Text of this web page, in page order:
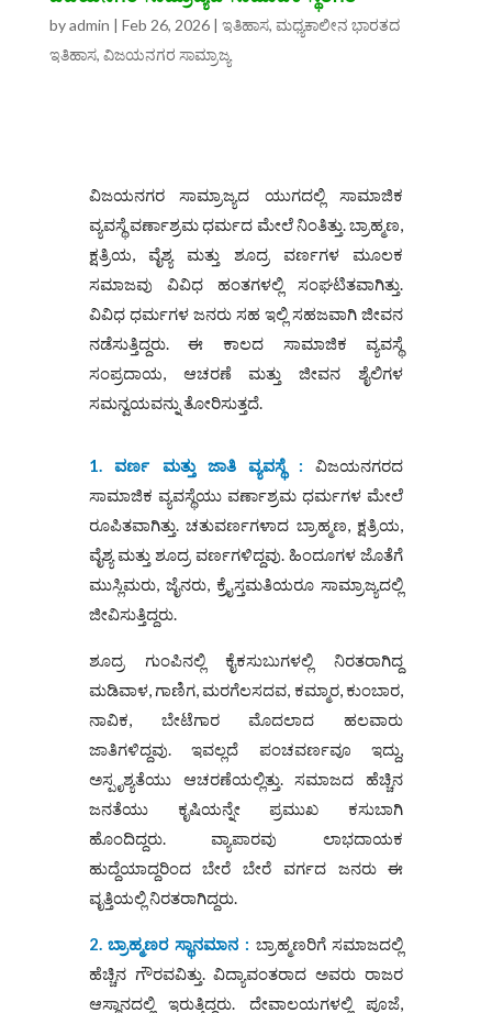
byadmin | Feb 26, 2026| ಇತಿಹಾಸ, ಮಧ್ಯಕಾಲೀನ ಭಾರತದ
ಇತಿಹಾಸ, ವಿಜಯನಗರ ಸಾಮ್ರಾಜ್ಯ
ವಿಜಯನಗರ ಸಾಮ್ರಾಜ್ಯದ ಯುಗದಲ್ಲಿ ಸಾಮಾಜಿಕ
ವ್ಯವಸ್ಥೆ ವರ್ಣಾಶ್ರಮ ಧರ್ಮದ ಮೇಲೆ ನಿಂತಿತ್ತು. ಬ್ರಾಹ್ಮಣ,
ಕ್ಷತ್ರಿಯ, ವೈಶ್ಯ ಮತ್ತು ಶೂದ್ರ ವರ್ಣಗಳ ಮೂಲಕ
ಸಮಾಜವು ವಿವಿಧ ಹಂತಗಳಲ್ಲಿ ಸಂಘಟಿತವಾಗಿತ್ತು.
ವಿವಿಧ ಧರ್ಮಗಳ ಜನರು ಸಹ ಇಲ್ಲಿ ಸಹಜವಾಗಿ ಜೀವನ
ನಡೆಸುತ್ತಿದ್ದರು. ಈ ಕಾಲದ ಸಾಮಾಜಿಕ ವ್ಯವಸ್ಥೆ
ಸಂಪ್ರದಾಯ, ಆಚರಣೆ ಮತ್ತು ಜೀವನ ಶೈಲಿಗಳ
ಸಮನ್ವಯವನ್ನು ತೋರಿಸುತ್ತದೆ.
1. ವರ್ಣ ಮತ್ತು ಜಾತಿ ವ್ಯವಸ್ಥೆ : ವಿಜಯನಗರದ
ಸಾಮಾಜಿಕ ವ್ಯವಸ್ಥೆಯು ವರ್ಣಾಶ್ರಮ ಧರ್ಮಗಳ ಮೇಲೆ
ರೂಪಿತವಾಗಿತ್ತು. ಚತುವರ್ಣಗಳಾದ ಬ್ರಾಹ್ಮಣ, ಕ್ಷತ್ರಿಯ,
ವೈಶ್ಯ ಮತ್ತು ಶೂದ್ರ ವರ್ಣಗಳಿದ್ದವು. ಹಿಂದೂಗಳ ಜೊತೆಗೆ
ಮುಸ್ಲಿಮರು, ಜೈನರು, ಕ್ರೈಸ್ತಮತಿಯರೂ ಸಾಮ್ರಾಜ್ಯದಲ್ಲಿ
ಜೀವಿಸುತ್ತಿದ್ದರು.
ಶೂದ್ರ ಗುಂಪಿನಲ್ಲಿ ಕೈಕಸುಬುಗಳಲ್ಲಿ ನಿರತರಾಗಿದ್ದ
ಮಡಿವಾಳ, ಗಾಣಿಗ, ಮರಗೆಲಸದವ, ಕಮ್ಮಾರ, ಕುಂಬಾರ,
ನಾವಿಕ, ಬೇಟೆಗಾರ ಮೊದಲಾದ ಹಲವಾರು
ಜಾತಿಗಳಿದ್ದವು. ಇವಲ್ಲದೆ ಪಂಚವರ್ಣವೂ ಇದ್ದು,
ಅಸ್ಪೃಶ್ಯತೆಯು ಆಚರಣೆಯಲ್ಲಿತ್ತು. ಸಮಾಜದ ಹೆಚ್ಚಿನ
ಜನತೆಯು ಕೃಷಿಯನ್ನೇ ಪ್ರಮುಖ ಕಸುಬಾಗಿ
ಹೊಂದಿದ್ದರು. ವ್ಯಾಪಾರವು ಲಾಭದಾಯಕ
ಹುದ್ದೆಯಾದ್ದರಿಂದ ಬೇರೆ ಬೇರೆ ವರ್ಗದ ಜನರು ಈ
ವೃತ್ತಿಯಲ್ಲಿ ನಿರತರಾಗಿದ್ದರು.
2. ಬ್ರಾಹ್ಮಣರ ಸ್ಥಾನಮಾನ : ಬ್ರಾಹ್ಮಣರಿಗೆ ಸಮಾಜದಲ್ಲಿ
ಹೆಚ್ಚಿನ ಗೌರವವಿತ್ತು. ವಿದ್ಯಾವಂತರಾದ ಅವರು ರಾಜರ
ಆಸ್ಥಾನದಲ್ಲಿ ಇರುತ್ತಿದ್ದರು. ದೇವಾಲಯಗಳಲ್ಲಿ ಪೂಜೆ,